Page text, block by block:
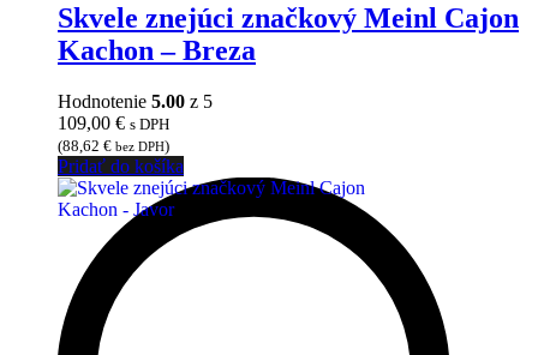
Skvele znejúci značkový Meinl Cajon
Kachon – Breza
Hodnotenie 5.00 z 5
109,00 € s DPH
(88,62 € bez DPH)
Pridať do košíka